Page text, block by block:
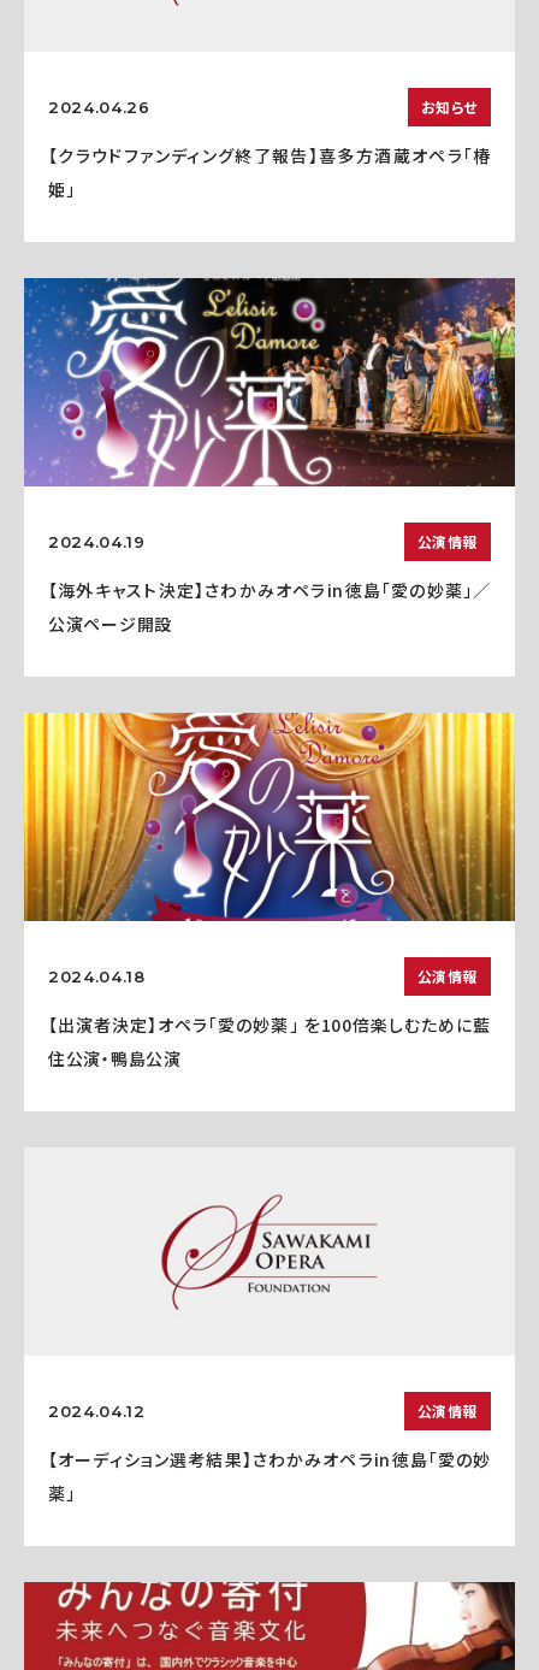
2024.04.26 お知らせ
【クラウドファンディング終了報告】喜多方酒蔵オペラ「椿
姫」
2024.04.19 公演情報
【海外キャスト決定】さわかみオペラin徳島「愛の妙薬」／
公演ページ開設
2024.04.18 公演情報
【出演者決定】オペラ「愛の妙薬」 を100倍楽しむために藍
住公演・鴨島公演
2024.04.12 公演情報
【オーディション選考結果】さわかみオペラin徳島「愛の妙
薬」